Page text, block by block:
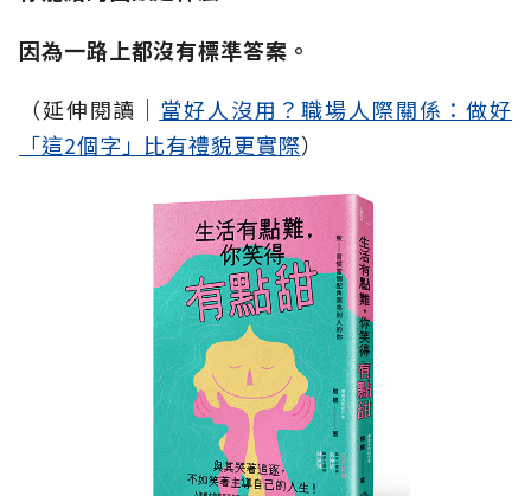
因為一路上都沒有標準答案。
（延伸閱讀│ 當好人沒用？職場人際關係：做好
「這2個字」比有禮貌更實際）